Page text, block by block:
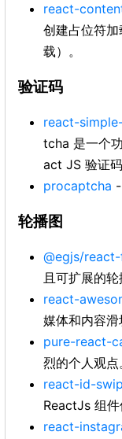
react-
创建占位符
载）。
验证码
react-
tcha 是一个
act JS 验证码
procaptcha
轮播图
@egjs/
且可扩展的轮
react-
媒体和内容滑
pure-react-
烈的个人观点
react-id-
ReactJs 组
react-